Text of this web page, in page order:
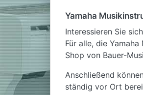
Yamaha
Interessieren Sie
Für alle, die
Shop von Bauer-
Anschließend
ständig vor Ort